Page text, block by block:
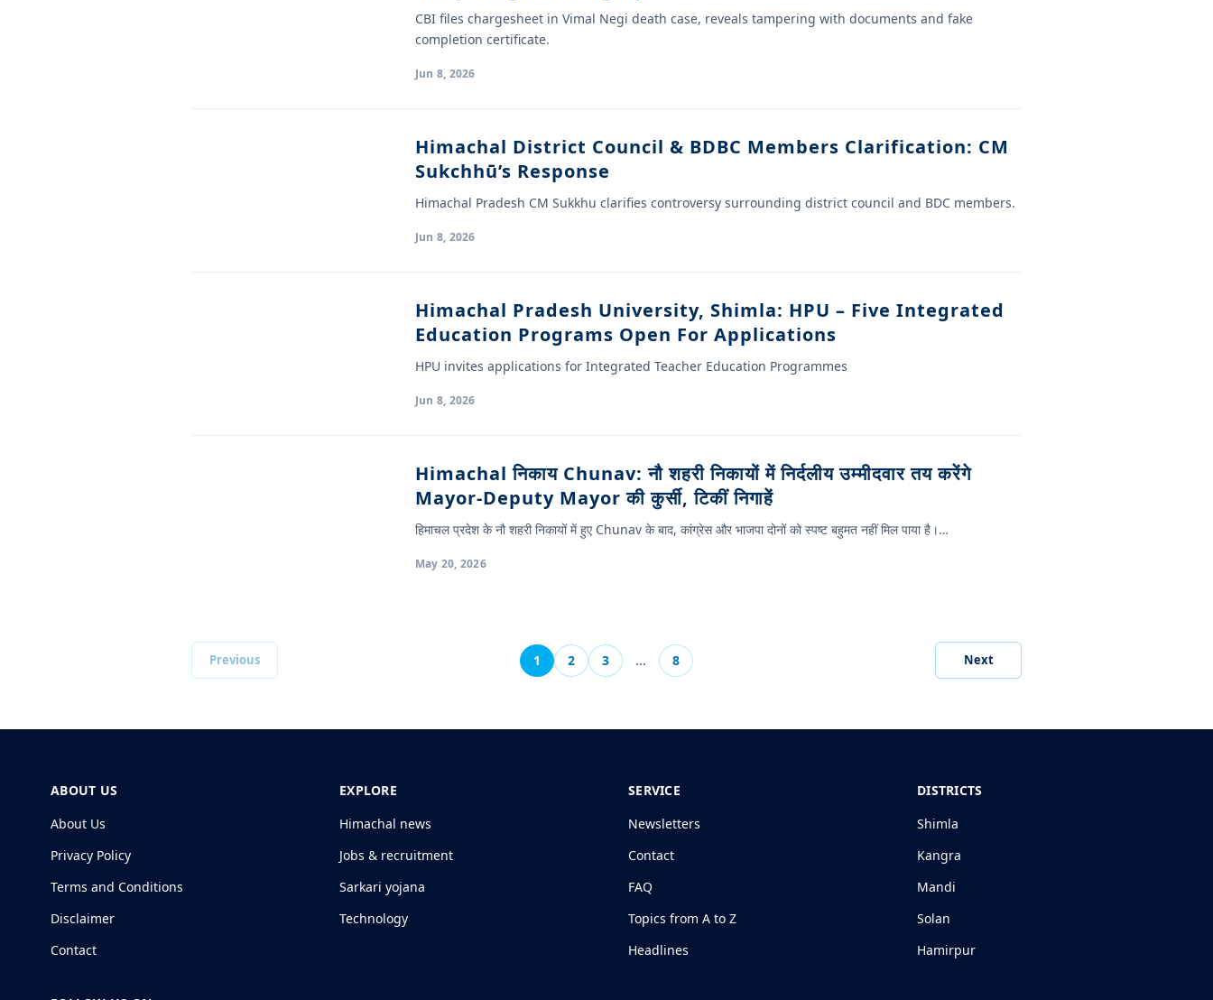
CBI files chargesheet in Vimal Negi death case, reveals tampering with documents and fake
completion certificate.
Jun 8, 2026
Himachal District Council & BDBC Members Clarification: CM
Sukchhū’s Response
Himachal Pradesh CM Sukkhu clarifies controversy surrounding district council and BDC members.
Jun 8, 2026
Himachal Pradesh University, Shimla: HPU – Five Integrated
Education Programs Open For Applications
HPU invites applications for Integrated Teacher Education Programmes
Jun 8, 2026
Himachal निकाय Chunav: नौ शहरी निकायों में निर्दलीय उम्मीदवार तय करेंगे
Mayor-Deputy Mayor की कुर्सी, टिकीं निगाहें
हिमाचल प्रदेश के नौ शहरी निकायों में हुए Chunav के बाद, कांग्रेस और भाजपा दोनों को स्पष्ट बहुमत नहीं मिल पाया है।…
May 20, 2026
Previous 1 2 3 … 8 Next
ABOUT US
About Us
Privacy Policy
Terms and Conditions
Disclaimer
Contact
EXPLORE
Himachal news
Jobs & recruitment
Sarkari yojana
Technology
SERVICE
Newsletters
Contact
FAQ
Topics from A to Z
Headlines
DISTRICTS
Shimla
Kangra
Mandi
Solan
Hamirpur